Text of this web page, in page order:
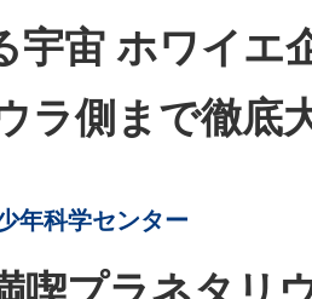
宇宙 ホワイエ
ラ側まで徹底
年科学センター